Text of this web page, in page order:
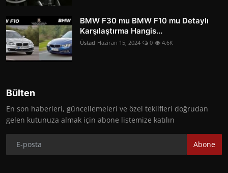
BMW F30 mu BMW F10 mu Detaylı
Karşılaştırma Hangis...
Üstad Haziran 15, 2024 0 4.6K
Bülten
En son haberleri, güncellemeleri ve özel teklifleri doğrudan
gelen kutunuza almak için abone listemize katılın
Abone